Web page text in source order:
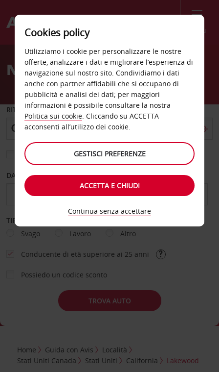
Menù
Welcome
AvisNoleggio auto Lakewood
RITIRO DA
Scegli una località di riconsegna diversa
DAL GIORNO AL GIORNO
TIPOLOGIA DI NOLEGGIO
Svago
Lavoro Altro
Conducente di età superiore ai 25 anni
Possiedo un codice sconto
TROVA AUTO
Home Guida con Avis
Località
Stati Uniti Canada
Stati Uniti California Lakewood
Cookies policy
Utilizziamo i cookie per personalizzare le nostre
offerte, analizzare i dati e migliorare l’esperienza di
navigazione sul nostro sito. Condividiamo i dati
anche con partner affidabili che si occupano di
pubblicità e analisi dei dati; per maggiori
informazioni è possibile consultare la nostra
Politica sui cookie. Cliccando su ACCETTA
acconsenti all’utilizzo dei cookie.
GESTISCI PREFERENZE
ACCETTA E CHIUDI
Continua senza accettare